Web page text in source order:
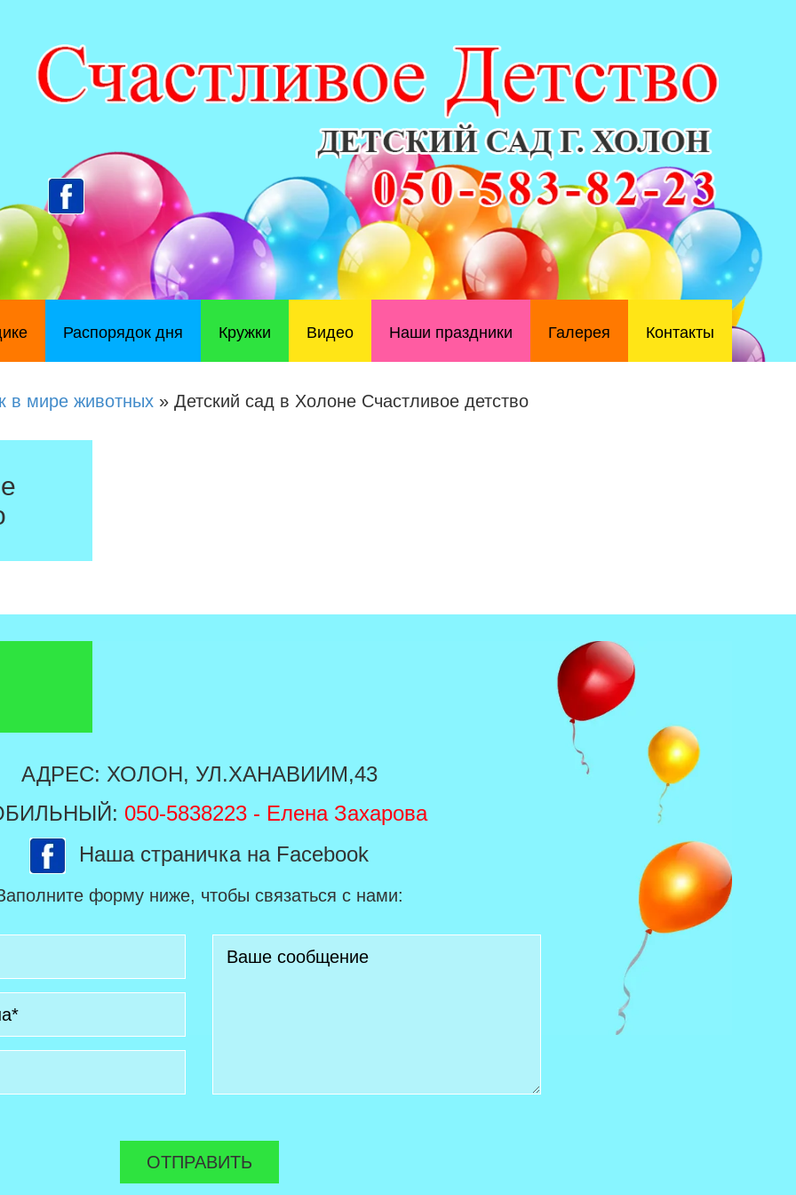
Распорядок дня Кружки Видео Наши праздники Галерея Контакты
в мире животных » Детский сад в Холоне Счастливое детство
АДРЕС: ХОЛОН, УЛ.ХАНАВИИМ,43
050-5838223 - Елена Захарова
Наша страничка на Facebook
форму ниже, чтобы связаться с нами: